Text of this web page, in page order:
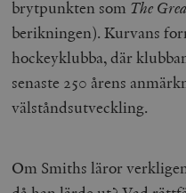
brytpunkten som The
berikningen). Kurvans
hockeyklubba, där
senaste 250 årens
välståndsutveckling.
Om Smiths läror